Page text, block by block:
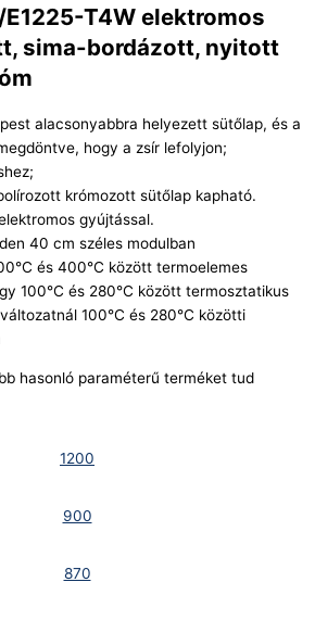
T4W elektromos
sima-bordázott, nyitott
alacsonyabbra helyezett sütőlap, és a
hogy a zsír lefolyjon;
krómozott sütőlap kapható.
gyújtással.
40 cm széles modulban
és 400°C között termoelemes
100°C és 280°C között termosztatikus
100°C és 280°C közötti
hasonló paraméterű terméket tud
1200
900
870